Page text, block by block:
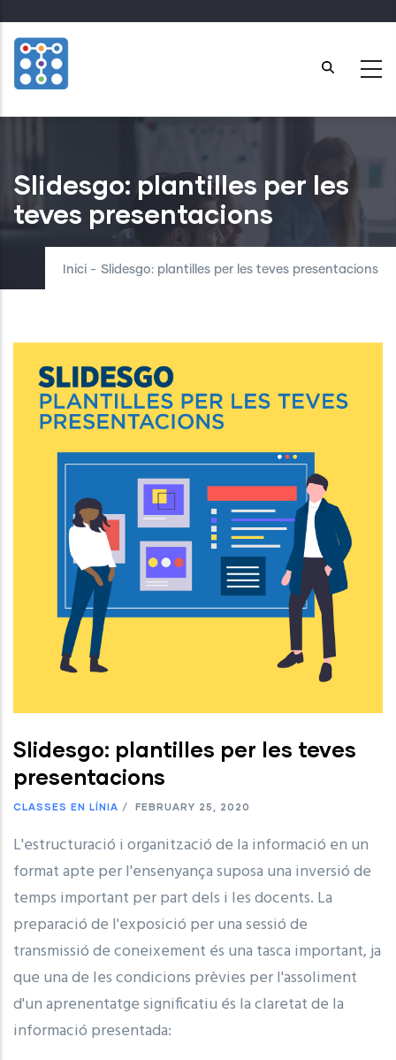
to
main
content
Slidesgo: plantilles per les
teves presentacions
Inici - Slidesgo: plantilles per les teves presentacions
Slidesgo: plantilles per les teves
presentacions
CLASSES EN LÍNIA / FEBRUARY 25, 2020
L'estructuració i organització de la informació en un
format apte per l'ensenyança suposa una inversió de
temps important per part dels i les docents. La
preparació de l'exposició per una sessió de
transmissió de coneixement és una tasca important, ja
que una de les condicions prèvies per l'assoliment
d'un aprenentatge significatiu és la claretat de la
informació presentada: